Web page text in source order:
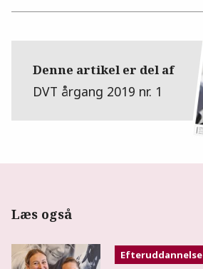
Denne artikel er del af
DVT årgang 2019 nr. 1
Læs også
Efteruddannelse